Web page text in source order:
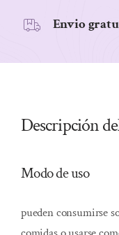
Envio
Descripción
Modo de uso
pueden consumirse